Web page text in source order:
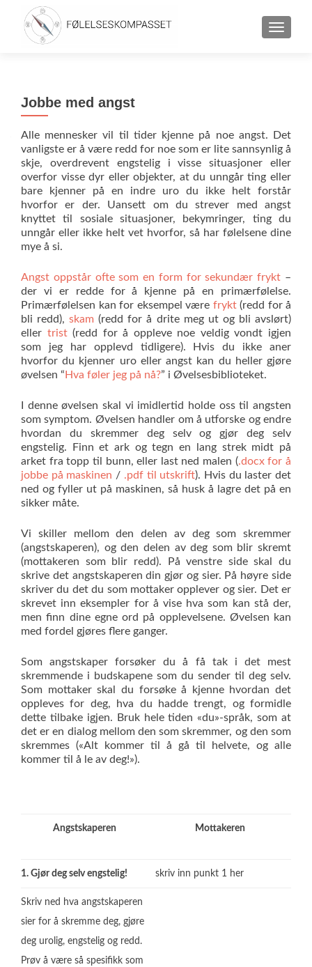
Jobbe med angst
Alle mennesker vil til tider kjenne på noe angst. Det
vanligste er å være redd for noe som er lite sannsynlig å
skje, overdrevent engstelig i visse situasjoner eller
overfor visse dyr eller objekter, at du unngår ting eller
bare kjenner på en indre uro du ikke helt forstår
hvorfor er der. Uansett om du strever med angst
knyttet til sosiale situasjoner, bekymringer, ting du
unngår eller ikke helt vet hvorfor, så har følelsene dine
mye å si.
Angst oppstår ofte som en form for sekundær frykt –
der vi er redde for å kjenne på en primærfølelse.
Primærfølelsen kan for eksempel være frykt(redd for å
bli redd),skam (redd for å drite meg ut og bli avslørt)
eller trist(redd for å oppleve noe veldig vondt igjen
som jeg har opplevd tidligere). Hvis du ikke aner
hvorfor du kjenner uro eller angst kan du heller gjøre
øvelsen “ Hva føler jeg på nå?” i Øvelsesbiblioteket.
I denne øvelsen skal vi imidlertid holde oss til angsten
som symptom. Øvelsen handler om å utforske og endre
hvordan du skremmer deg selv og gjør deg selv
engstelig. Finn et ark og tegn en lang strek midt på
arket fra topp til bunn, eller last ned malen (.docx for å
jobbe på maskinen / .pdf til utskrift). Hvis du laster det
ned og fyller ut på maskinen, så husk å lagre det på en
sikker måte.
Vi skiller mellom den delen av deg som skremmer
(angstskaperen), og den delen av deg som blir skremt
(mottakeren som blir redd). På venstre side skal du
skrive det angstskaperen din gjør og sier. På høyre side
skriver du det du som mottaker opplever og sier. Det er
skrevet inn eksempler for å vise hva som kan stå der,
men finn dine egne ord på opplevelsene. Øvelsen kan
med fordel gjøres flere ganger.
Som angstskaper forsøker du å få tak i det mest
skremmende i budskapene som du sender til deg selv.
Som mottaker skal du forsøke å kjenne hvordan det
oppleves for deg, hva du hadde trengt, og formidle
dette tilbake igjen. Bruk hele tiden «du»-språk, som at
det er en dialog mellom den som skremmer, og den som
skremmes («Alt kommer til å gå til helvete, og alle
kommer til å le av deg!»).
Angstskaperen Mottakeren
1. Gjør deg selv engstelig! skriv inn punkt 1 her
Skriv ned hva angstskaperen
sier for å skremme deg, gjøre
deg urolig, engstelig og redd.
Prøv å være så spesifikk som